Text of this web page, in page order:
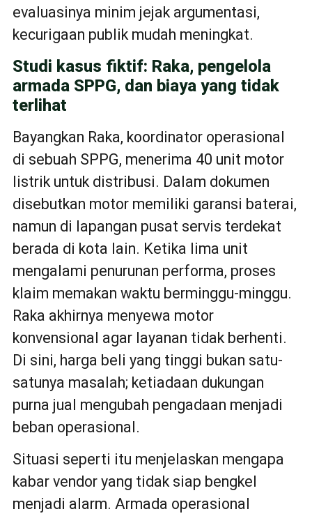
evaluasinya minim jejak argumentasi,
kecurigaan publik mudah meningkat.
Studi kasus fiktif: Raka, pengelola
armada SPPG, dan biaya yang tidak
terlihat
Bayangkan Raka, koordinator operasional
di sebuah SPPG, menerima 40 unit motor
listrik untuk distribusi. Dalam dokumen
disebutkan motor memiliki garansi baterai,
namun di lapangan pusat servis terdekat
berada di kota lain. Ketika lima unit
mengalami penurunan performa, proses
klaim memakan waktu berminggu-minggu.
Raka akhirnya menyewa motor
konvensional agar layanan tidak berhenti.
Di sini, harga beli yang tinggi bukan satu-
satunya masalah; ketiadaan dukungan
purna jual mengubah pengadaan menjadi
beban operasional.
Situasi seperti itu menjelaskan mengapa
kabar vendor yang tidak siap bengkel
menjadi alarm. Armada operasional